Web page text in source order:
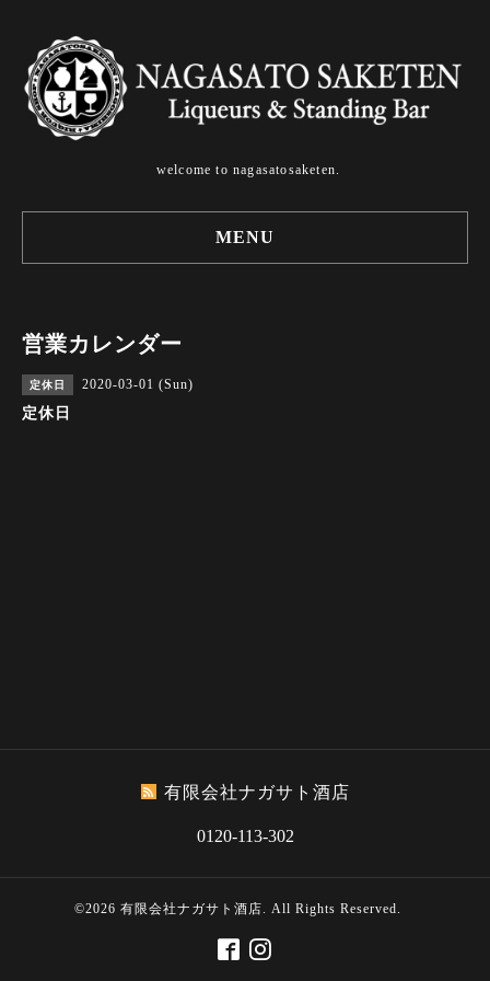
welcome to nagasatosaketen.
MENU
営業カレンダー
定休日 2020-03-01 (Sun)
定休日
有限会社ナガサト酒店
0120-113-302
©2026 有限会社ナガサト酒店. All Rights Reserved.